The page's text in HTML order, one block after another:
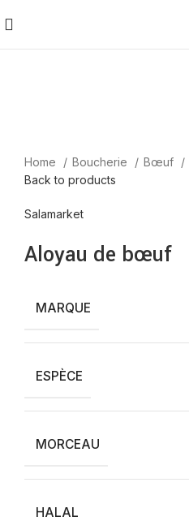
Home Boucherie Bœuf
Back to products
Salamarket
Aloyau de bœuf
MARQUE
ESPÈCE
MORCEAU
HALAL